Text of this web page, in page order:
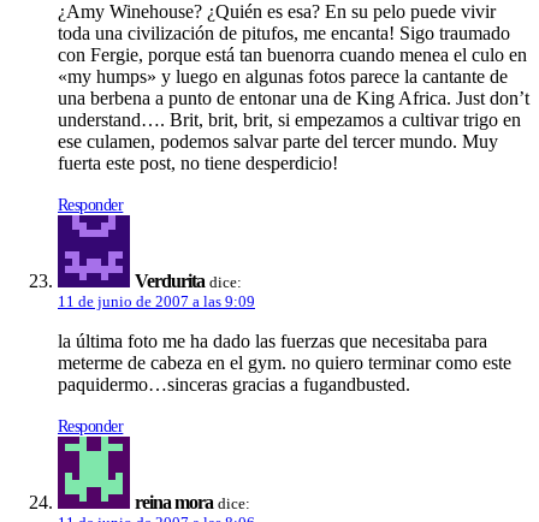
¿Amy Winehouse? ¿Quién es esa? En su pelo puede vivir
toda una civilización de pitufos, me encanta! Sigo traumado
con Fergie, porque está tan buenorra cuando menea el culo en
«my humps» y luego en algunas fotos parece la cantante de
una berbena a punto de entonar una de King Africa. Just don’t
understand…. Brit, brit, brit, si empezamos a cultivar trigo en
ese culamen, podemos salvar parte del tercer mundo. Muy
fuerta este post, no tiene desperdicio!
Responder
Verdurita dice:
11 de junio de 2007 a las 9:09
la última foto me ha dado las fuerzas que necesitaba para
meterme de cabeza en el gym. no quiero terminar como este
paquidermo…sinceras gracias a fugandbusted.
Responder
reina mora dice: